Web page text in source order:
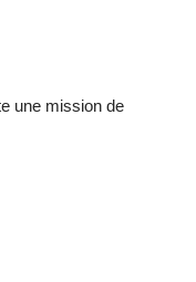
une mission de